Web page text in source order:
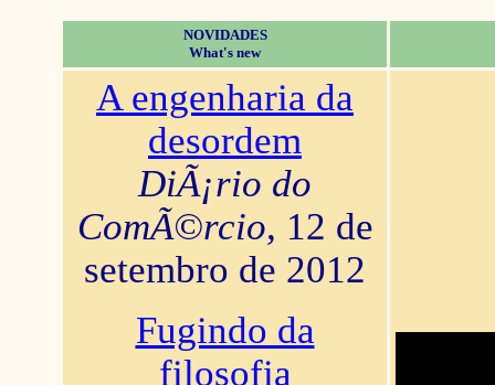
NOVIDADES
What's new
A engenharia da
desordem
DiÃ¡rio do
ComÃ©rcio, 12 de
setembro de 2012
Fugindo da
filosofia